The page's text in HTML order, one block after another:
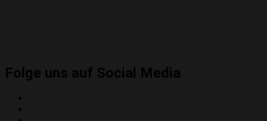
Folge uns auf Social Media